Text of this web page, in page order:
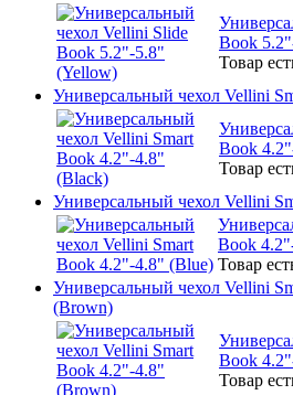
Book
Товар
Универсальный чехол Vellini
Book
Товар
Универсальный чехол Vellini
Book
Товар
Универсальный чехол Vellini
(Brown)
Book
Товар